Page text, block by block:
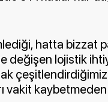
hatta bizzat
değişen lojistik
vakit kaybetmeden